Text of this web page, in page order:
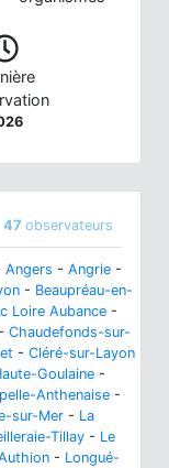
47 observateurs
Angers - Angrie -
- Beaupréau-en-
Loire Aubance -
- Chaudefonds-sur-
- Cléré-sur-Layon
Goulaine -
Anthenaise -
sur-Mer - La
Tillay - Le
- Longué-